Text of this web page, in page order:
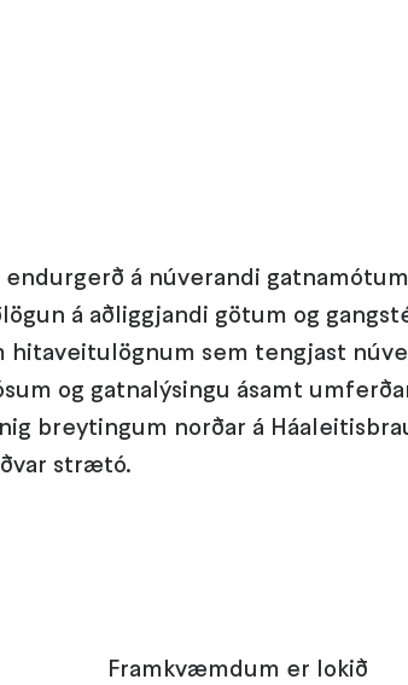
á núverandi gatnamótum
á aðliggjandi götum og
hitaveitulögnum sem tengjast
og gatnalýsingu ásamt
breytingum norðar á
strætó.
Framkvæmdum er lokið